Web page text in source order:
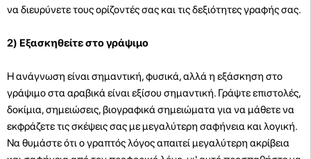
να διευρύνετε τους ορίζοντές σας και τις δεξιότητες γραφής σας.
2) Εξασκηθείτε στο γράψιμο
Η ανάγνωση είναι σημαντική, φυσικά, αλλά η εξάσκηση στο
γράψιμο στα αραβικά είναι εξίσου σημαντική. Γράψτε επιστολές,
δοκίμια, σημειώσεις, βιογραφικά σημειώματα για να μάθετε να
εκφράζετε τις σκέψεις σας με μεγαλύτερη σαφήνεια και λογική.
Να θυμάστε ότι ο γραπτός λόγος απαιτεί μεγαλύτερη ακρίβεια